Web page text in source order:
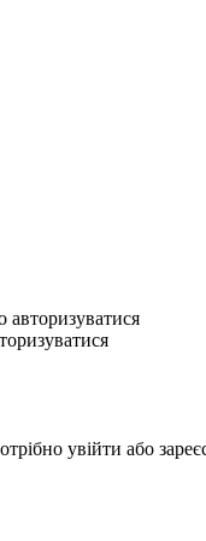
авторизуватися
увійти або